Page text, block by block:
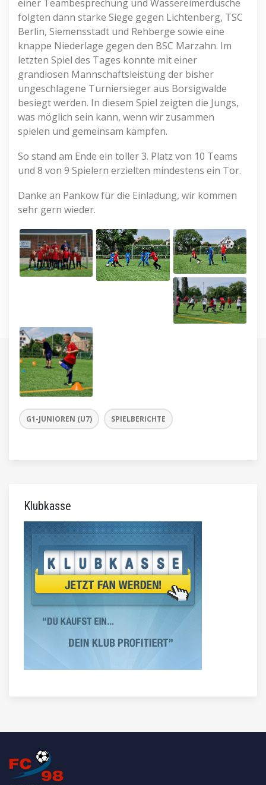
einer Teambesprechung und Wassereimerdusche
folgten dann starke Siege gegen Lichtenberg, TSC
Berlin, Siemensstadt und Rehberge sowie eine
knappe Niederlage gegen den BSC Marzahn. Im
letzten Spiel des Tages konnte mit einer
grandiosen Mannschaftsleistung der bisher
ungeschlagene Turniersieger aus Borsigwalde
besiegt werden. In diesem Spiel zeigten die Jungs,
was möglich sein kann, wenn wir zusammen
spielen und gemeinsam kämpfen.
So stand am Ende ein toller 3. Platz von 10 Teams
und 8 von 9 Spielern erzielten mindestens ein Tor.
Danke an Pankow für die Einladung, wir kommen
sehr gern wieder.
G1-JUNIOREN (U7) SPIELBERICHTE
Klubkasse